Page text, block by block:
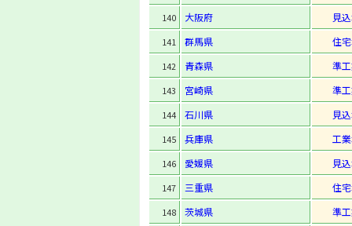
140 大阪府 見
141 群馬県 住
142 青森県 準
143 宮崎県 準
144 石川県 見
145 兵庫県 工
146 愛媛県 見
147 三重県 住
148 茨城県 準